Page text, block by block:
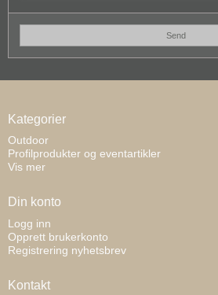
Send
Kategorier
Outdoor
Profilprodukter og eventartikler
Vis mer
Din konto
Logg inn
Opprett brukerkonto
Registrering nyhetsbrev
Kontakt